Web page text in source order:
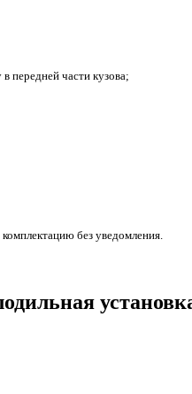
передней части кузова;
без уведомления.